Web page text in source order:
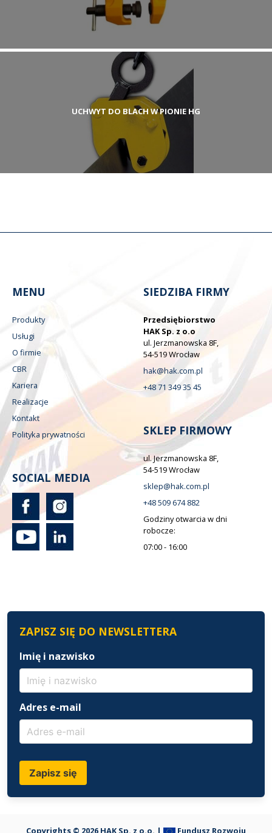
UCHWYT DO BLACH W PIONIE HG
MENU
Produkty
Usługi
O firmie
CBR
Kariera
Realizacje
Kontakt
Polityka prywatności
SOCIAL MEDIA
SIEDZIBA FIRMY
Przedsiębiorstwo
HAK Sp. z o.o
ul. Jerzmanowska 8F,
54-519 Wrocław
hak@hak.com.pl
+48 71 349 35 45
SKLEP FIRMOWY
ul. Jerzmanowska 8F,
54-519 Wrocław
sklep@hak.com.pl
+48 509 674 882
Godziny otwarcia w dni
robocze:
07:00 - 16:00
ZAPISZ SIĘ DO NEWSLETTERA
Imię i nazwisko
Adres e-mail
Zapisz się
Copyrights © 2026 HAK Sp. z o.o. | Fundusz Rozwoju